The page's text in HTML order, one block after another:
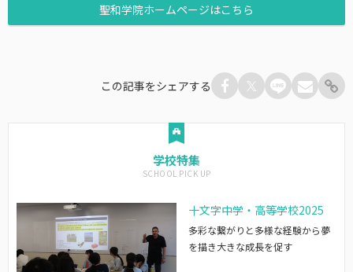
聖和学院ホームページはこちら
この記事をシェアする
学校特集
十文字中学・高等学校2025
多彩な繋がりと多様な経験から夢
を描き大きな成長を促す